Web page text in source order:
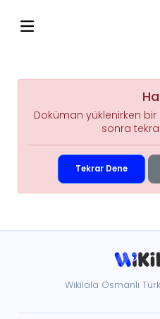
Doküman yüklenirken
sonra
Tekrar Dene
Wikilala Osmanlı